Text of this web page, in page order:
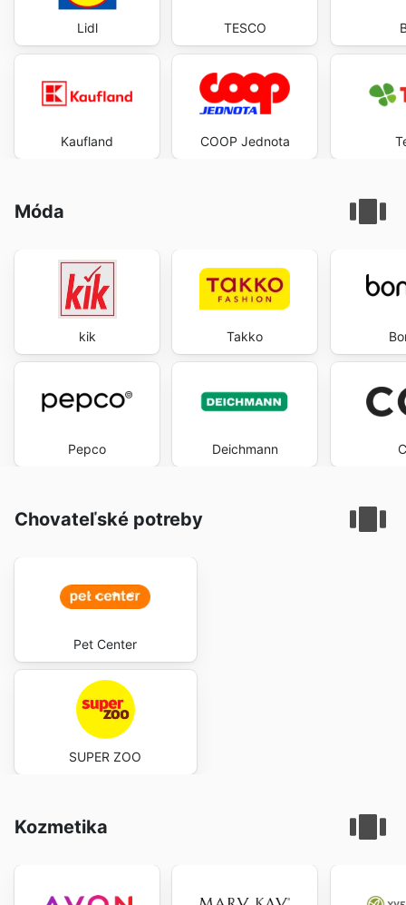
Lidl
Kaufland
TESCO
COOP Jednota
Móda
kik
Pepco
Takko
Deichmann
Chovateľské potreby
Pet Center
SUPER ZOO
Kozmetika